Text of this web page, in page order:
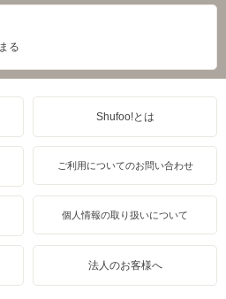
る
Shufoo!とは
ご利用についてのお問い合わせ
個人情報の取り扱いについて
法人のお客様へ